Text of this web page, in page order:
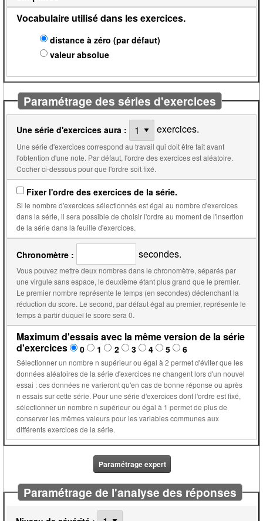
Vocabulaire utilisé dans les exercices.
distance à zéro (par défaut)
valeur absolue
Paramétrage des séries d'exercices
Une série d'exercices aura : exercices.
Une série d'exercices correspond au travail qui doit être fait avant
l'obtention d'une note. Par défaut, l'ordre des exercices est aléatoire.
Cocher ci-dessous pour que l'ordre soit fixé.
Fixer l'ordre des exercices de la série.
Si le nombre d'exercices sélectionnés est égal au nombre d'exercices
dans la série, il sera possible de choisir l'ordre au moment de l'insertion
de la série dans la feuille d'exercices.
Chronomètre : secondes.
Vous pouvez mettre deux nombres dans le chronomètre, séparés par
une virgule sans espace, le deuxième étant plus grand que le premier.
Le premier nombre représente le temps (en secondes) déclenchant la
réduction du score. Le second, par défaut égal au premier, représente le
temps à partir duquel le score sera 0.
Maximum d'essais avec la même version de la série
d'exercices
0 1 2 3 4 5 6
Sélectionner un nombre n supérieur ou égal à 2 permet d'éviter que les
données aléatoires de la série d'exercices ne changent lors d'un nouvel
essai : ces données ne varieront qu'en cas de bonne réponse ou après
n essais sur cette série. Pour une série d'exercices dont l'ordre est fixé,
sélectionner un nombre n supérieur ou égal à 1 permet de plus de
conserver les mêmes valeurs pour les variables communes aux
différents exercices de la série.
Paramétrage expert
Paramétrage de l'analyse des réponses